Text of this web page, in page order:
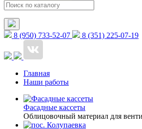
8 (950) 733-52-07 8 (351) 225-07-19
Главная
Наши работы
Фасадные кассеты
Облицовочный материал для